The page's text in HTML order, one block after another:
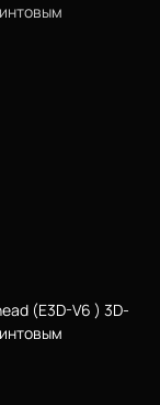
(E3D-V6 ) 3D-